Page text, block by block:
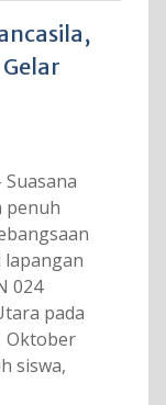
Suasana
penuh
lapangan
024
pada
Oktober
siswa,